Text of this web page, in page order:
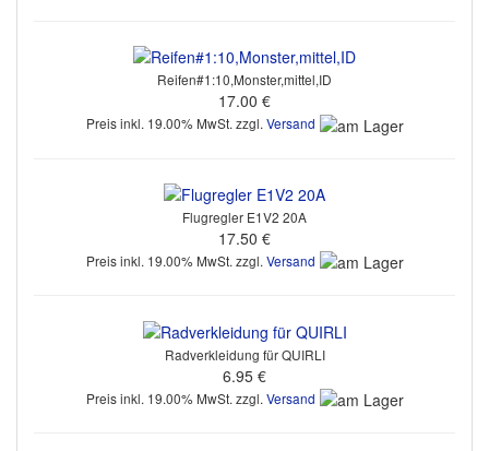
Reifen#1:10,Monster,mittel,ID
17.00 €
Preis inkl. 19.00% MwSt. zzgl.Versand
Flugregler E1V2 20A
17.50 €
Preis inkl. 19.00% MwSt. zzgl. Versand
Radverkleidung für QUIRLI
6.95 €
Preis inkl. 19.00% MwSt. zzgl. Versand